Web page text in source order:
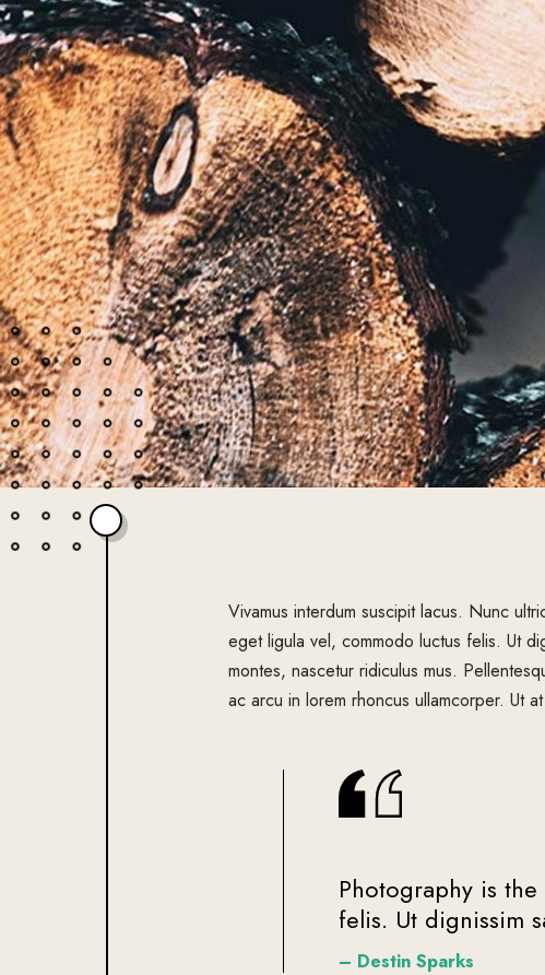
Vivamus interdum suscipit lacus. Nunc
eget ligula vel, commodo luctus felis. Ut
montes, nascetur ridiculus mus.
ac arcu in lorem rhoncus ullamcorper. Ut
Photography is
felis. Ut dignissim
– Destin Sparks